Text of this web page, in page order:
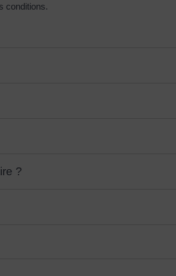
conditions.
?